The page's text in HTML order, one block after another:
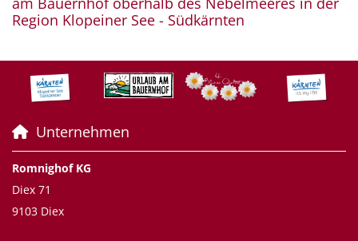
Region Klopeiner See - Südkärnten
Unternehmen
Romnighof KG
Diex 71
9103 Diex